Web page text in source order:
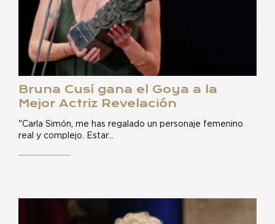
Bruna Cusí gana el Goya a la
Mejor Actriz Revelación
"Carla Simón, me has regalado un personaje femenino
real y complejo. Estar…